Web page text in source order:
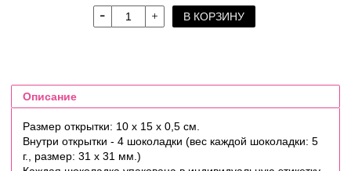
В КОРЗИНУ
Описание
Размер открытки: 10 х 15 х 0,5 см.
Внутри открытки - 4 шоколадки (вес каждой шоколадки: 5
г., размер: 31 х 31 мм.)